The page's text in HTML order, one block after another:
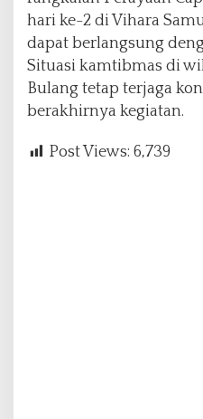
hari ke-2 di Vihara
dapat berlangsung
Situasi kamtibmas di
Bulang tetap terjaga
berakhirnya kegiatan.
Post Views: 6,739